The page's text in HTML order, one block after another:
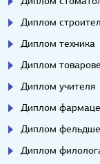
Диплом
Диплом техника
Диплом
Диплом учителя
Диплом
Диплом
Диплом